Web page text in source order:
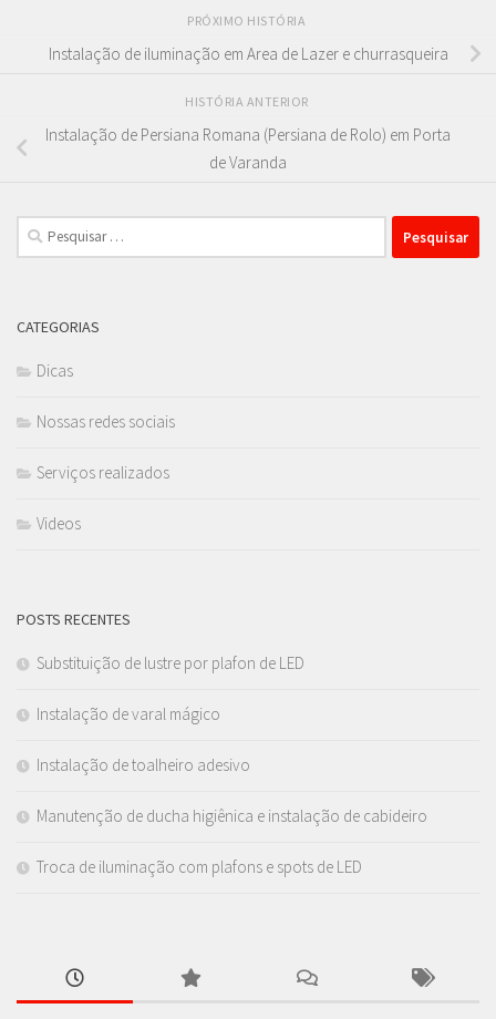
PRÓXIMO HISTÓRIA
Instalação de iluminação em Area de Lazer e churrasqueira
HISTÓRIA ANTERIOR
Instalação de Persiana Romana (Persiana de Rolo) em Porta
de Varanda
Pesquisar
por:
CATEGORIAS
Dicas
Nossas redes sociais
Serviços realizados
Videos
POSTS RECENTES
Substituição de lustre por plafon de LED
Instalação de varal mágico
Instalação de toalheiro adesivo
Manutenção de ducha higiênica e instalação de cabideiro
Troca de iluminação com plafons e spots de LED